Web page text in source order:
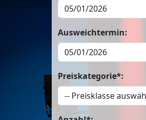
Ausweichtermin:
Preiskategorie*: